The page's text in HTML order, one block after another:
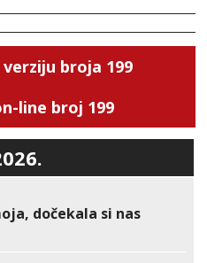
broja 199
line broj 199
dočekala si nas